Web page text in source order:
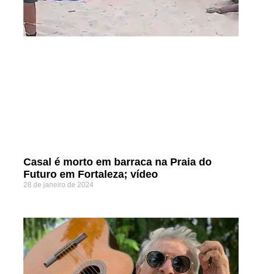
Casal é morto em barraca na Praia do
Futuro em Fortaleza; vídeo
28 de janeiro de 2024